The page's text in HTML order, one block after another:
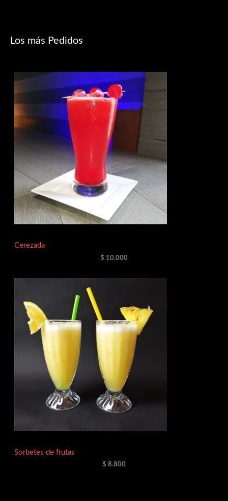
Los más Pedidos
Cerezada
$ 10.000
Sorbetes de frutas
$ 8.800